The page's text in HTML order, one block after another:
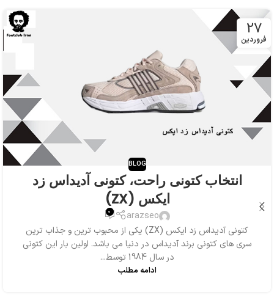
27
فروردین
BLOG
انتخاب کتونی راحت، کتونی آدیداس زد
ایکس (ZX)
arazseo
0
کتونی آدیداس زد ایکس (ZX) یکی از محبوب ترین و جذاب ترین
سری های کتونی برند آدیداس در دنیا می باشد. اولین بار این کتونی
در سال 1984 توسط...
ادامه مطلب